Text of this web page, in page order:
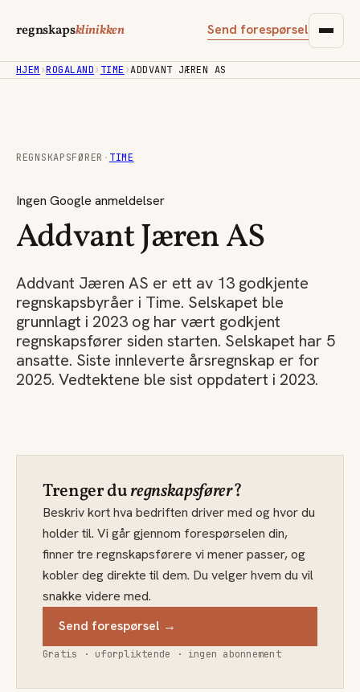
regnskapsklinikken Send forespørsel
HJEM ›ROGALAND› TIME ›ADDVANT JÆREN AS
REGNSKAPSFØRER · TIME
Ingen Google anmeldelser
Addvant Jæren AS
Addvant Jæren AS er ett av 13 godkjente
regnskapsbyråer i Time. Selskapet ble
grunnlagt i 2023 og har vært godkjent
regnskapsfører siden starten. Selskapet har 5
ansatte. Siste innleverte årsregnskap er for
2025. Vedtektene ble sist oppdatert i 2023.
Trenger duregnskapsfører?
Beskriv kort hva bedriften driver med og hvor du
holder til. Vi går gjennom forespørselen din,
finner tre regnskapsførere vi mener passer, og
kobler deg direkte til dem. Du velger hvem du vil
snakke videre med.
Send forespørsel →
Gratis · uforpliktende · ingen abonnement